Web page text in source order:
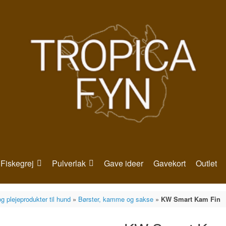
Fiskegrej Pulverlak Gave ideer Gavekort Outlet
plejeprodukter til hund» Børster, kamme og sakse» KW Smart Kam Fin